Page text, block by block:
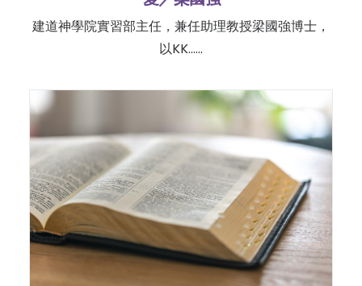
建道神學院實習部主任，兼任助理教授梁國強博士，
以KK……